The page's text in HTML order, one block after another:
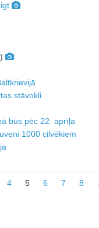
stāvokli
būs pēc 22. aprīļa
1000 cilvēkiem
4 5 6 7 8